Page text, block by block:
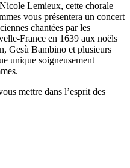
Lemieux, cette chorale
vous présentera un concert
chantées par les
France en 1639 aux noëls
Gesù Bambino et plusieurs
unique soigneusement
mettre dans l’esprit des